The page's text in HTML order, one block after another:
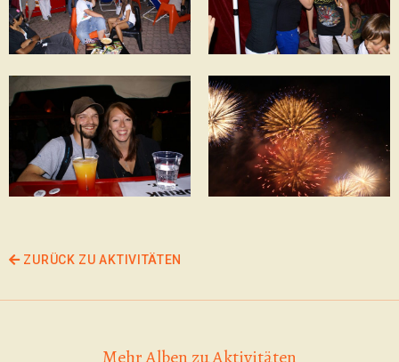
ZURÜCK ZU AKTIVITÄTEN
Mehr Alben zu Aktivitäten